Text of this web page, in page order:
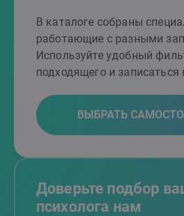
В каталоге собраны
работающие с разными
Используйте удобный
подходящего и
ВЫБРАТЬ
Доверьте подбор
психолога нам